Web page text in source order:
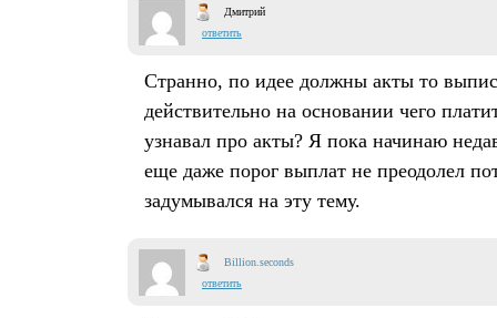
Дмитрий
ответить
Странно, по идее должны акты то
действительно на основании чего
узнавал про акты? Я пока начинаю
еще даже порог выплат не преодолел
задумывался на эту тему.
Billion.seconds
ответить